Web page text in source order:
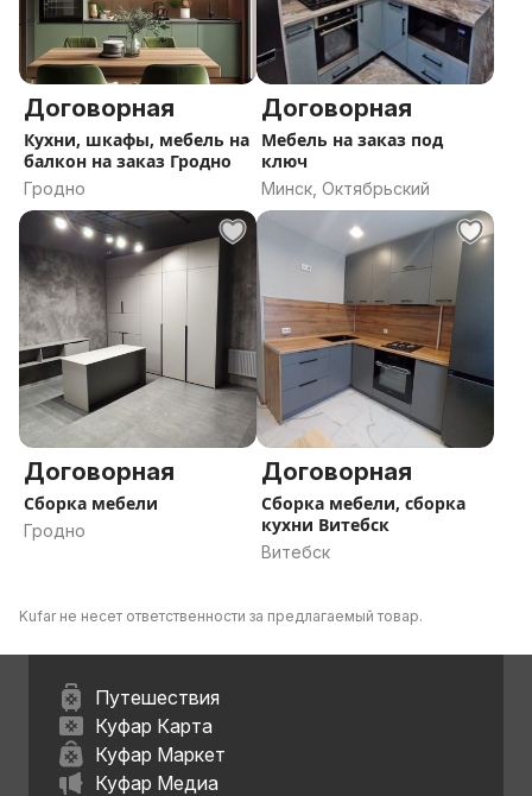
Договорная
Кухни, шкафы, мебель на
балкон на заказ Гродно
Гродно
Договорная
Мебель на заказ под
ключ
Минск, Октябрьский
Договорная
Сборка мебели
Гродно
Договорная
Сборка мебели, сборка
кухни Витебск
Витебск
Kufar не несет ответственности за предлагаемый товар.
Путешествия
Куфар Карта
Куфар Маркет
Куфар Медиа